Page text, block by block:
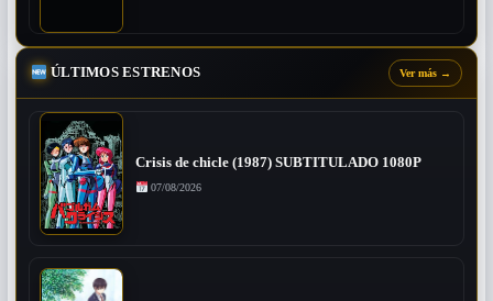
ÚLTIMOS ESTRENOS Ver más →
Crisis de chicle (1987) SUBTITULADO 1080P
07/08/2026